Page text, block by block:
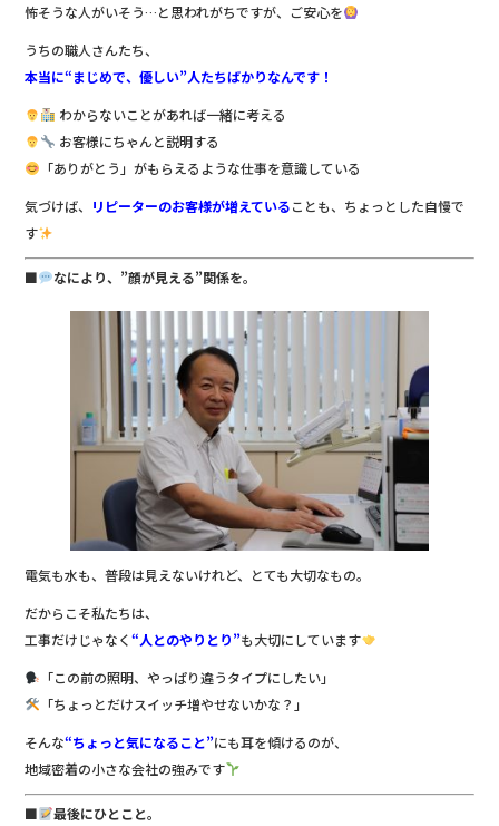
怖そうな人がいそう…と思われがちですが、ご安心を
うちの職人さんたち、
本当に“まじめで、優しい”人たちばかりなんです！
わからないことがあれば一緒に考える
お客様にちゃんと説明する
「ありがとう」がもらえるような仕事を意識している
気づけば、 リピーターのお客様が増えていることも、ちょっとした自慢で
す
■ なにより、”顔が見える”関係を。
電気も水も、普段は見えないけれど、とても大切なもの。
だからこそ私たちは、
工事だけじゃなく“人とのやりとり”も大切にしています
「この前の照明、やっぱり違うタイプにしたい」
「ちょっとだけスイッチ増やせないかな？」
そんな“ちょっと気になること”にも耳を傾けるのが、
地域密着の小さな会社の強みです
■ 最後にひとこと。